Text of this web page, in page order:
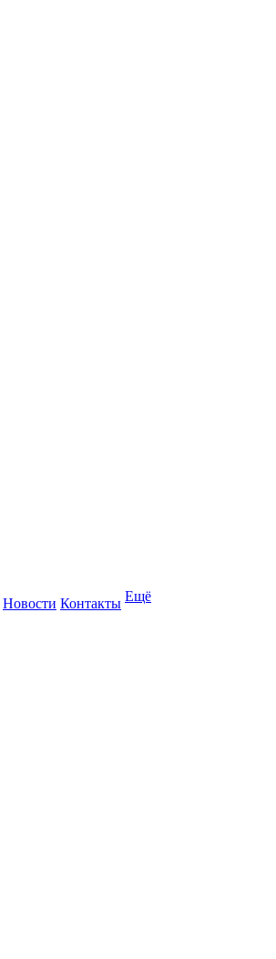
Новости Контакты Ещё